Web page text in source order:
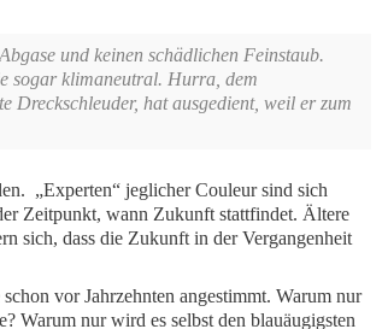
und keinen schädlichen Feinstaub.
sogar klimaneutral. Hurra, dem
Dreckschleuder, hat ausgedient, weil er zum
„Experten“ jeglicher Couleur sind sich
Zeitpunkt, wann Zukunft stattfindet. Ältere
sich, dass die Zukunft in der Vergangenheit
vor Jahrzehnten angestimmt. Warum nur
Warum nur wird es selbst den blauäugigsten